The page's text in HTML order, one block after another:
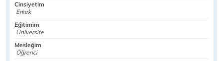
Cinsiyetim
Erkek
Eğitimim
Üniversite
Mesleğim
Öğrenci